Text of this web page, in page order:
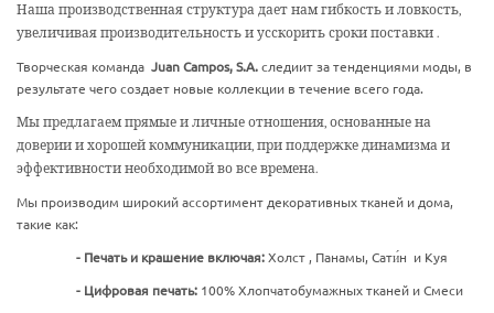
Наша производственная структура дает нам гибкость и ловкость,
увеличивая производительность и усскорить сроки поставки .
Творческая команда Juan Campos, S.A.следиит за тенденциями моды, в
результате чего создает новые коллекции в течение всего года.
Мы предлагаем прямые и личные отношения, основанные на
доверии и хорошей коммуникации, при поддержке динамизма и
эффективности необходимой во все времена.
Мы производим широкий ассортимент декоративных тканей и дома,
такие как:
- Печать и крашение включая:Холст , Панамы, Сати́н и Kуя
- Цифровая печать: 100% Хлопчатобумажных тканей и Смеси